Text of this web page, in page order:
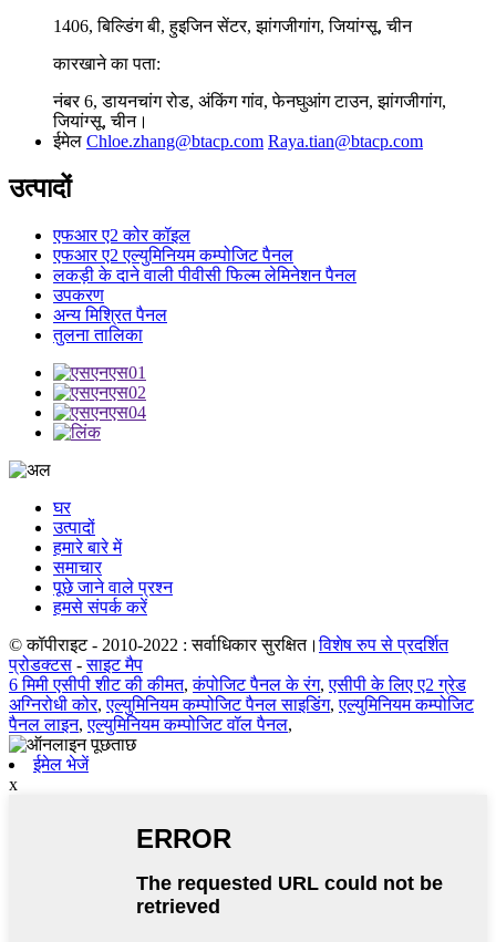
1406, बिल्डिंग बी, हुइजिन सेंटर, झांगजीगांग, जियांग्सू, चीन
कारखाने का पता:
नंबर 6, डायनचांग रोड, अंकिंग गांव, फेनघुआंग टाउन, झांगजीगांग,
जियांग्सू, चीन।
ईमेल Chloe.zhang@btacp.com Raya.tian@btacp.com
उत्पादों
एफआर ए2 कोर कॉइल
एफआर ए2 एल्युमिनियम कम्पोजिट पैनल
लकड़ी के दाने वाली पीवीसी फिल्म लेमिनेशन पैनल
उपकरण
अन्य मिश्रित पैनल
तुलना तालिका
घर
उत्पादों
हमारे बारे में
समाचार
पूछे जाने वाले प्रश्न
हमसे संपर्क करें
© कॉपीराइट - 2010-2022 : सर्वाधिकार सुरक्षित।विशेष रुप से प्रदर्शित
प्रोडक्टस -साइट मैप
6 मिमी एसीपी शीट की कीमत,कंपोजिट पैनल के रंग,एसीपी के लिए ए2 ग्रेड
अग्निरोधी कोर,एल्युमिनियम कम्पोजिट पैनल साइडिंग,एल्युमिनियम कम्पोजिट
पैनल लाइन,एल्युमिनियम कम्पोजिट वॉल पैनल,
ईमेल भेजें
x